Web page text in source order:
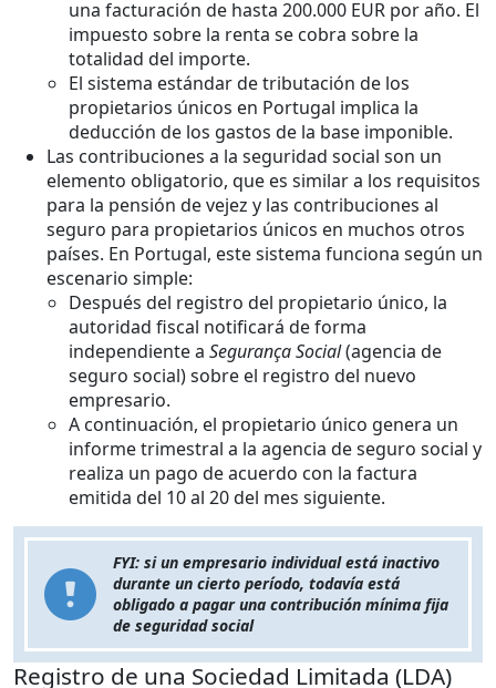
una facturación de hasta 200.000 EUR por año. El
impuesto sobre la renta se cobra sobre la
totalidad del importe.
El sistema estándar de tributación de los
propietarios únicos en Portugal implica la
deducción de los gastos de la base imponible.
Las contribuciones a la seguridad social son un
elemento obligatorio, que es similar a los requisitos
para la pensión de vejez y las contribuciones al
seguro para propietarios únicos en muchos otros
países. En Portugal, este sistema funciona según un
escenario simple:
Después del registro del propietario único, la
autoridad fiscal notificará de forma
independiente a Segurança Social(agencia de
seguro social) sobre el registro del nuevo
empresario.
A continuación, el propietario único genera un
informe trimestral a la agencia de seguro social y
realiza un pago de acuerdo con la factura
emitida del 10 al 20 del mes siguiente.
FYI: si un empresario individual está inactivo
durante un cierto período, todavía está
obligado a pagar una contribución mínima fija
de seguridad social
Registro de una Sociedad Limitada (LDA)